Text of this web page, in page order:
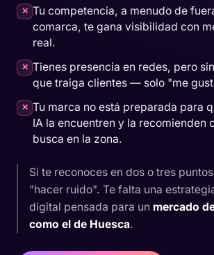
✕ Tu competencia, a menudo de
comarca, te gana visibilidad con
real.
✕ Tienes presencia en redes, pero
que traiga clientes — solo "me
✕ Tu marca no está preparada para
IA la encuentren y la recomienden
busca en la zona.
Si te reconoces en dos o tres
"hacer ruido". Te falta una
digital pensada para un mercado
como el de Huesca.